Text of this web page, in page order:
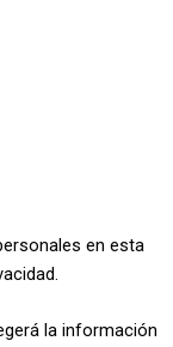
en esta
la información